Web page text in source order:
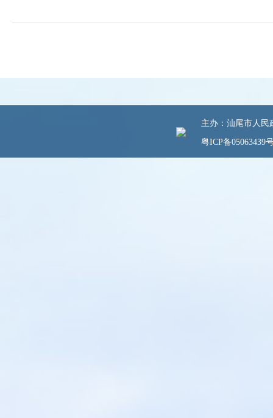
主办：汕尾市人民
粤ICP备05063439